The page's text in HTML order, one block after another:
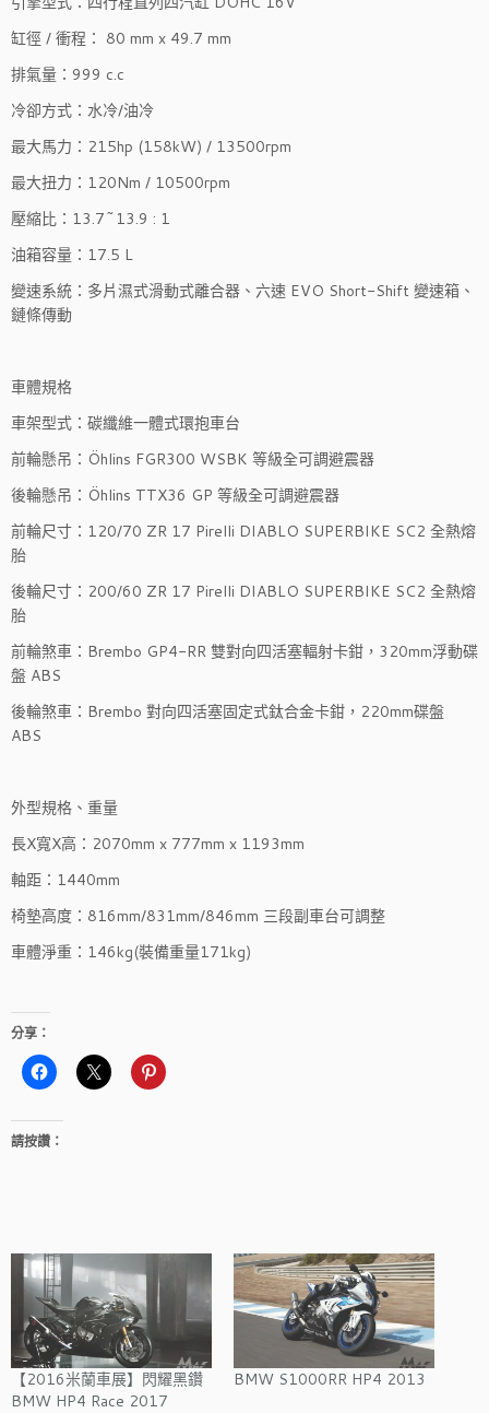
缸徑 / 衝程： 80 mm x 49.7 mm
排氣量：999 c.c
冷卻方式：水冷/油冷
最大馬力：215hp (158kW) / 13500rpm
最大扭力：120Nm / 10500rpm
壓縮比：13.7~13.9 : 1
油箱容量：17.5 L
變速系統：多片濕式滑動式離合器、六速 EVO Short-Shift 變速箱、
鏈條傳動
車體規格
車架型式：碳纖維一體式環抱車台
前輪懸吊：Öhlins FGR300 WSBK 等級全可調避震器
後輪懸吊：Öhlins TTX36 GP 等級全可調避震器
前輪尺寸：120/70 ZR 17 Pirelli DIABLO SUPERBIKE SC2 全熱熔
胎
後輪尺寸：200/60 ZR 17 Pirelli DIABLO SUPERBIKE SC2 全熱熔
胎
前輪煞車：Brembo GP4-RR 雙對向四活塞輻射卡鉗，320mm浮動碟
盤 ABS
後輪煞車：Brembo 對向四活塞固定式鈦合金卡鉗，220mm碟盤
ABS
外型規格、重量
長X寬X高：2070mm x 777mm x 1193mm
軸距：1440mm
椅墊高度：816mm/831mm/846mm 三段副車台可調整
車體淨重：146kg(裝備重量171kg)
分享：
請按讚：
【2016米蘭車展】閃耀黑鑽
BMW HP4 Race 2017
BMW S1000RR HP4 2013